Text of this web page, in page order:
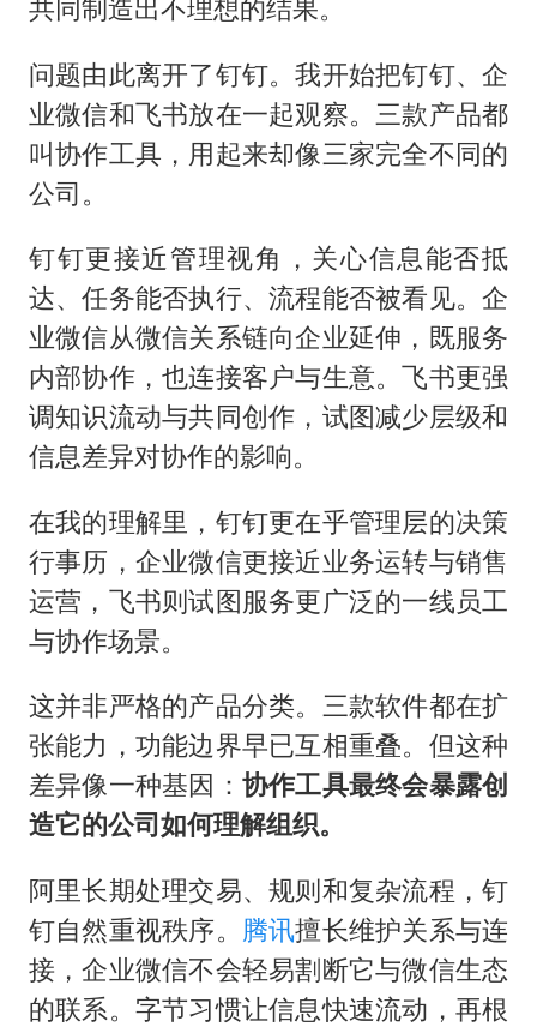
共同制造出不理想的结果。
问题由此离开了钉钉。我开始把钉钉、企
业微信和飞书放在一起观察。三款产品都
叫协作工具，用起来却像三家完全不同的
公司。
钉钉更接近管理视角，关心信息能否抵
达、任务能否执行、流程能否被看见。企
业微信从微信关系链向企业延伸，既服务
内部协作，也连接客户与生意。飞书更强
调知识流动与共同创作，试图减少层级和
信息差异对协作的影响。
在我的理解里，钉钉更在乎管理层的决策
行事历，企业微信更接近业务运转与销售
运营，飞书则试图服务更广泛的一线员工
与协作场景。
这并非严格的产品分类。三款软件都在扩
张能力，功能边界早已互相重叠。但这种
差异像一种基因： 协作工具最终会暴露创
造它的公司如何理解组织。
阿里长期处理交易、规则和复杂流程，钉
钉自然重视秩序。 腾讯擅长维护关系与连
接，企业微信不会轻易割断它与微信生态
的联系。字节习惯让信息快速流动，再根